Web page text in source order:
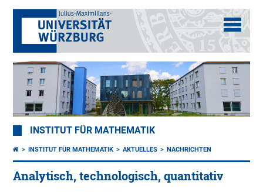
INSTITUT FÜR MATHEMATIK
INSTITUT FÜR MATHEMATIK AKTUELLES NACHRICHTEN
Analytisch, technologisch, quantitativ